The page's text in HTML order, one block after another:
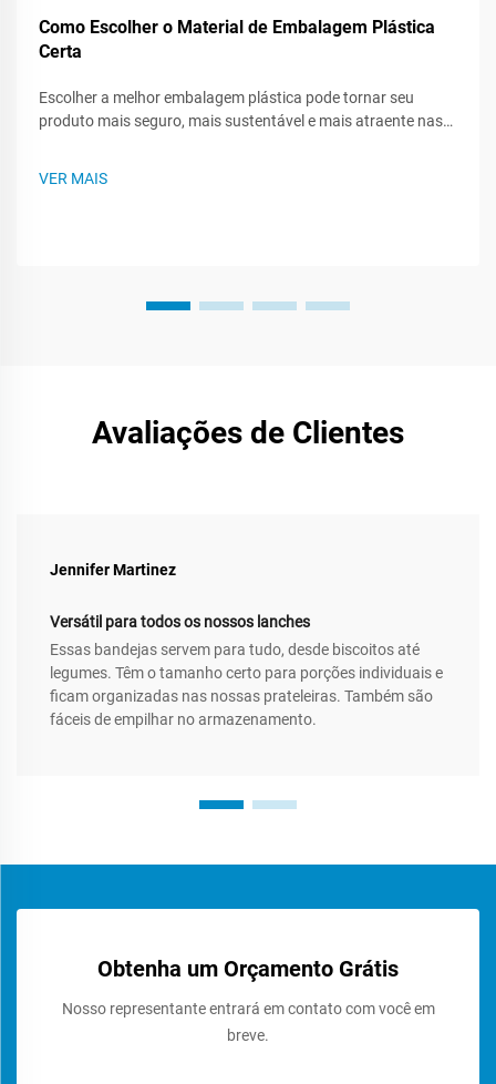
Como Escolher o Material de Embalagem Plástica
Certa
Escolher a melhor embalagem plástica pode tornar seu
produto mais seguro, mais sustentável e mais atraente nas
VER MAIS
Avaliações de Clientes
Jennifer Martinez
Versátil para todos os nossos lanches
Essas bandejas servem para tudo, desde biscoitos até
legumes. Têm o tamanho certo para porções individuais e
ficam organizadas nas nossas prateleiras. Também são
fáceis de empilhar no armazenamento.
Obtenha um Orçamento Grátis
Nosso representante entrará em contato com você em
breve.